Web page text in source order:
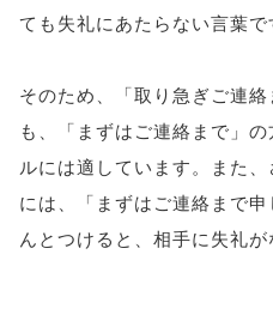
ても失礼にあたらない言葉で
そのため、「取り急ぎご連
も、「まずはご連絡まで」
ルには適しています。また
には、「まずはご連絡まで
んとつけると、相手に失礼が